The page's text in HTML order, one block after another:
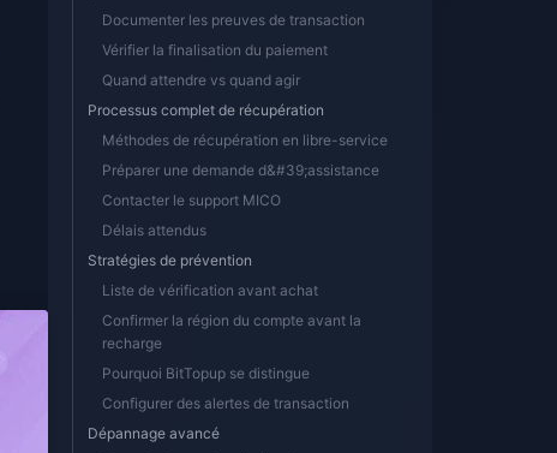
Documenter les preuves de transaction
Vérifier la finalisation du paiement
Quand attendre vs quand agir
Processus complet de récupération
Méthodes de récupération en libre-service
Préparer une demande d&#39;assistance
Contacter le support MICO
Délais attendus
Stratégies de prévention
Liste de vérification avant achat
Confirmer la région du compte avant la
recharge
Pourquoi BitTopup se distingue
Configurer des alertes de transaction
Dépannage avancé